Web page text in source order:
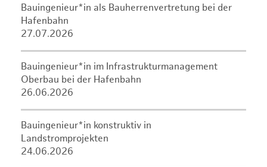
Bauingenieur*in als Bauherrenvertretung bei der
Hafenbahn
27.07.2026
Bauingenieur*in im Infrastrukturmanagement
Oberbau bei der Hafenbahn
26.06.2026
Bauingenieur*in konstruktiv in
Landstromprojekten
24.06.2026